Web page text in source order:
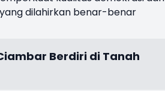
dilahirkan benar-benar
Berdiri di Tanah